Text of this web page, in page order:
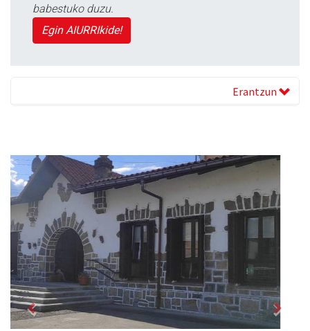
babestuko duzu.
Egin AIURRIkide!
Erantzun
Previous Next